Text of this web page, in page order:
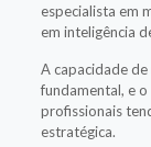
especialista em
em inteligência
A capacidade
fundamental, e
profissionais
estratégica.